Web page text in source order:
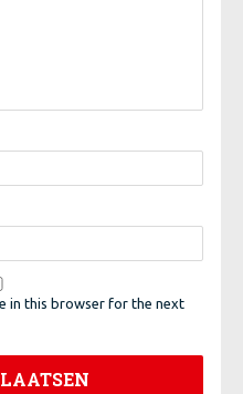
in this browser for the next